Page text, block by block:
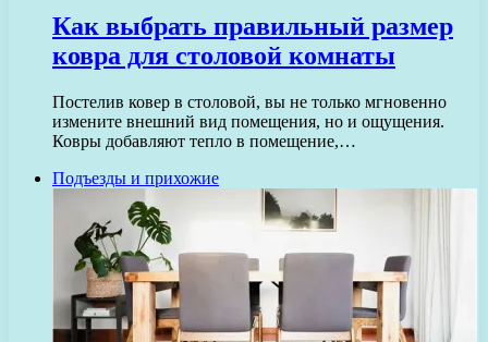
Как выбрать правильный размер
ковра для столовой комнаты
Постелив ковер в столовой, вы не только мгновенно
измените внешний вид помещения, но и ощущения.
Ковры добавляют тепло в помещение,…
Подъезды и прихожие